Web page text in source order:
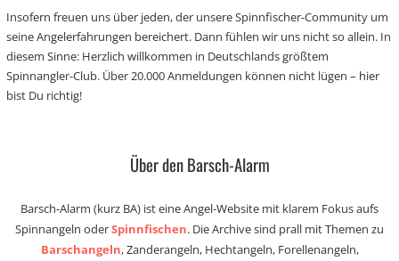
Insofern freuen uns über jeden, der unsere Spinnfischer-Community um
seine Angelerfahrungen bereichert. Dann fühlen wir uns nicht so allein. In
diesem Sinne: Herzlich willkommen in Deutschlands größtem
Spinnangler-Club. Über 20.000 Anmeldungen können nicht lügen – hier
bist Du richtig!
Über den Barsch-Alarm
Barsch-Alarm (kurz BA) ist eine Angel-Website mit klarem Fokus aufs
Spinnangeln oderSpinnfischen. Die Archive sind prall mit Themen zu
Barschangeln, Zanderangeln, Hechtangeln, Forellenangeln,